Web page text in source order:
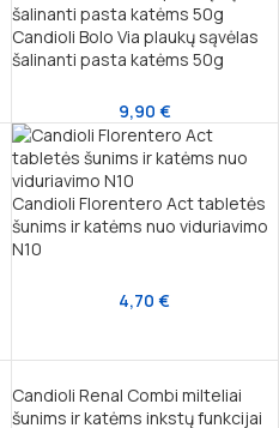
Candioli Bolo Via plaukų sąvėlas
šalinanti pasta katėms 50g
9,90 €
Candioli Florentero Act tabletės
šunims ir katėms nuo viduriavimo
N10
4,70€
Candioli Renal Combi milteliai
šunims ir katėms inkstų funkcijai